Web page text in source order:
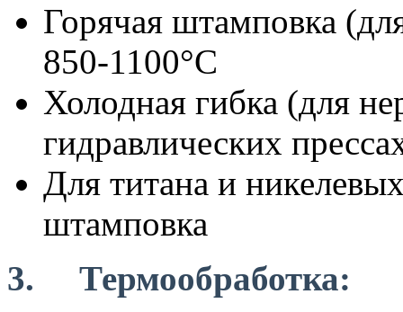
Горячая штамповка
850-1100°C
Холодная гибка (для
гидравлических
Для титана и
штамповка
3. Термообработка: